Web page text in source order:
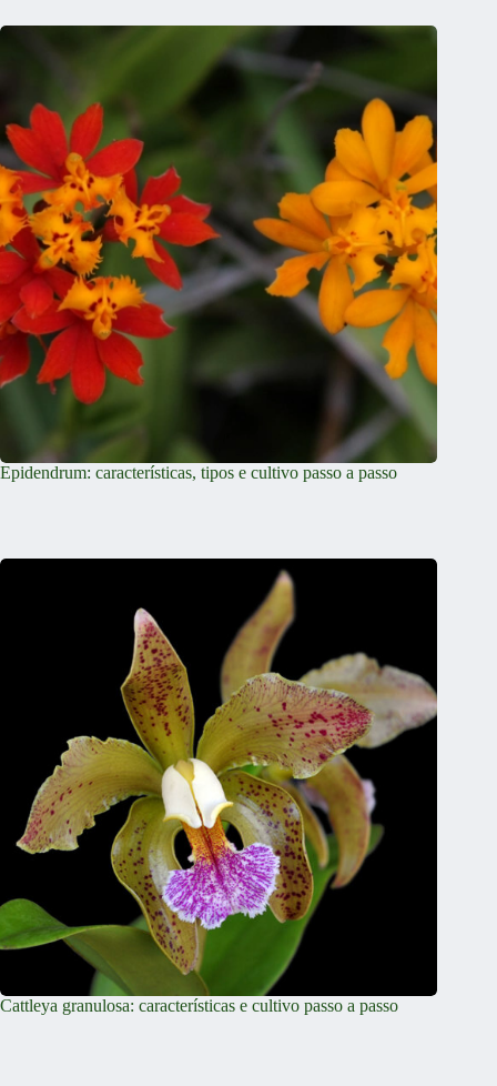
Epidendrum: características, tipos e cultivo passo a passo
Cattleya granulosa: características e cultivo passo a passo